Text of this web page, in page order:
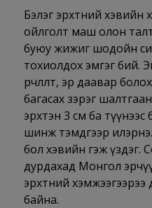
Бэлэг эрхтний хэвийн
ойлголт маш олон
буюу жижиг шодойн
тохиолдох эмгэг бий.
өөрчлөлт, эр даавар
багасах зэрэг
эрхтэн 3 см ба
шинж тэмдгээр
бол хэвийн гэж үздэг.
дурдахад Монгол
эрхтний хэмжээгээрээ
байна.